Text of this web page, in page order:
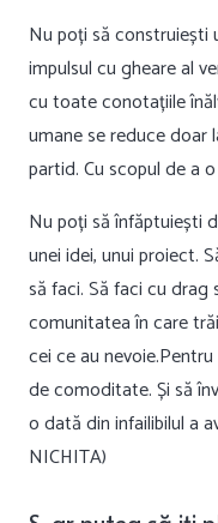
Nu poți să construiești
impulsul cu gheare al
cu toate conotațiile
umane se reduce doar
partid. Cu scopul de a
Nu poți să înfăptuiești
unei idei, unui proiect.
să faci. Să faci cu
comunitatea în care
cei ce au
de comoditate. Și să
o dată din infailibilul a
NICHITA)